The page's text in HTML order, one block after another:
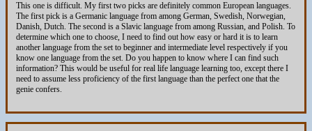
This one is difficult. My first two picks are definitely common European languages.
The first pick is a Germanic language from among German, Swedish, Norwegian,
Danish, Dutch. The second is a Slavic language from among Russian, and Polish. To
determine which one to choose, I need to find out how easy or hard it is to learn
another language from the set to beginner and intermediate level respectively if you
know one language from the set. Do you happen to know where I can find such
information? This would be useful for real life language learning too, except there I
need to assume less proficiency of the first language than the perfect one that the
genie confers.